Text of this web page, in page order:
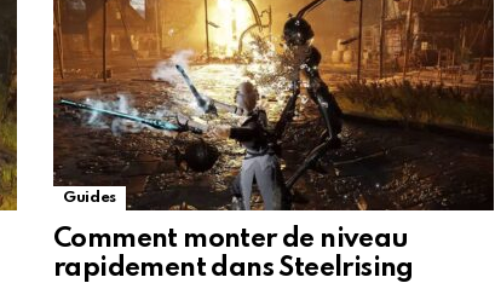
Guides
Comment monter de niveau
rapidement dans Steelrising